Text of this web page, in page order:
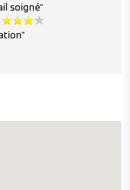
soigné"